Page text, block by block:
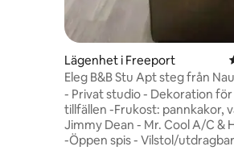
Lägenhet i Freeport
Eleg B&B Stu Apt steg från
- Privat studio - Dekoration för
tillfällen -Frukost: pannkakor,
Jimmy Dean - Mr. Cool A/C &
-Öppen spis - Vilstol/utdragbar